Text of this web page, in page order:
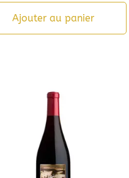
Ajouter au panier